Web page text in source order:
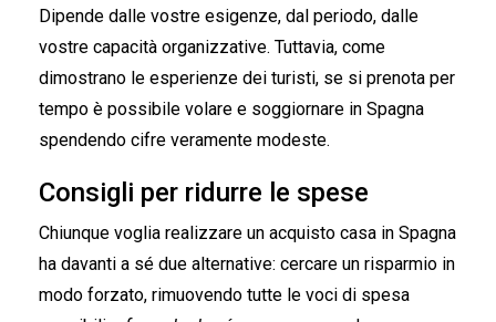
Dipende dalle vostre esigenze, dal periodo, dalle
vostre capacità organizzative. Tuttavia, come
dimostrano le esperienze dei turisti, se si prenota per
tempo è possibile volare e soggiornare in Spagna
spendendo cifre veramente modeste.
Consigli per ridurre le spese
Chiunque voglia realizzare un acquisto casa in Spagna
ha davanti a sé due alternative: cercare un risparmio in
modo forzato, rimuovendo tutte le voci di spesa